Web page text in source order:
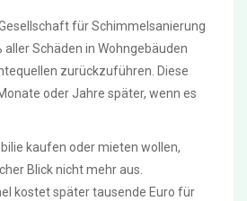
für Schimmelsanierung
aller Schäden in Wohngebäuden
zurückzuführen. Diese
oder Jahre später, wenn es
kaufen oder mieten wollen,
Blick nicht mehr aus.
kostet später tausende Euro für